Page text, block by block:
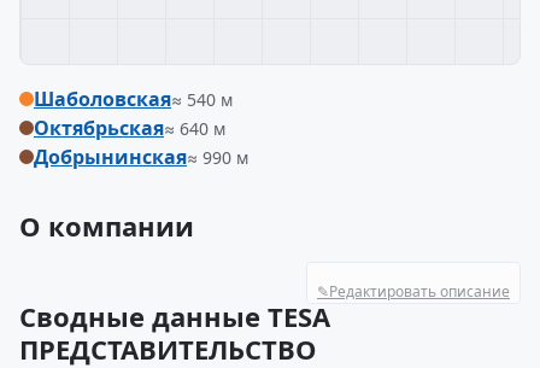
Шаболовская≈ 540 м
Октябрьская≈ 640 м
Добрынинская≈ 990 м
О компании
✎Редактировать описание
Сводные данные TESA
ПРЕДСТАВИТЕЛЬСТВО